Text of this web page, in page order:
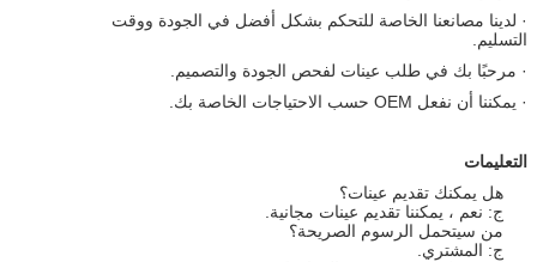
· لدينا مصانعنا الخاصة للتحكم بشكل أفضل في الجودة ووقت
التسليم.
· مرحبًا بك في طلب عينات لفحص الجودة والتصميم.
· يمكننا أن نفعل OEM حسب الاحتياجات الخاصة بك.
التعليمات
هل يمكنك تقديم عينات؟
ج: نعم ، يمكننا تقديم عينات مجانية.
من سيتحمل الرسوم الصريحة؟
ج: المشتري.